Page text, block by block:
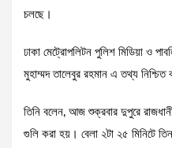
চলছে।
ঢাকা মেট্রোপলিটন পুলিশ মিডিয়া ও
মুহাম্মদ তালেবুর রহমান এ তথ্য নিশ্চিত
তিনি বলেন, আজ শুক্রবার দুপুরে
গুলি করা হয়। বেলা ২টা ২৫ মিনিটে